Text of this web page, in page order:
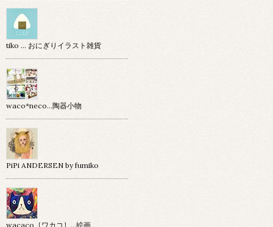
tiko … おにぎりイラスト雑貨
waco*neco...陶器小物
PiPi ANDERSEN by fumiko
wacaco［ワカコ］…絵画